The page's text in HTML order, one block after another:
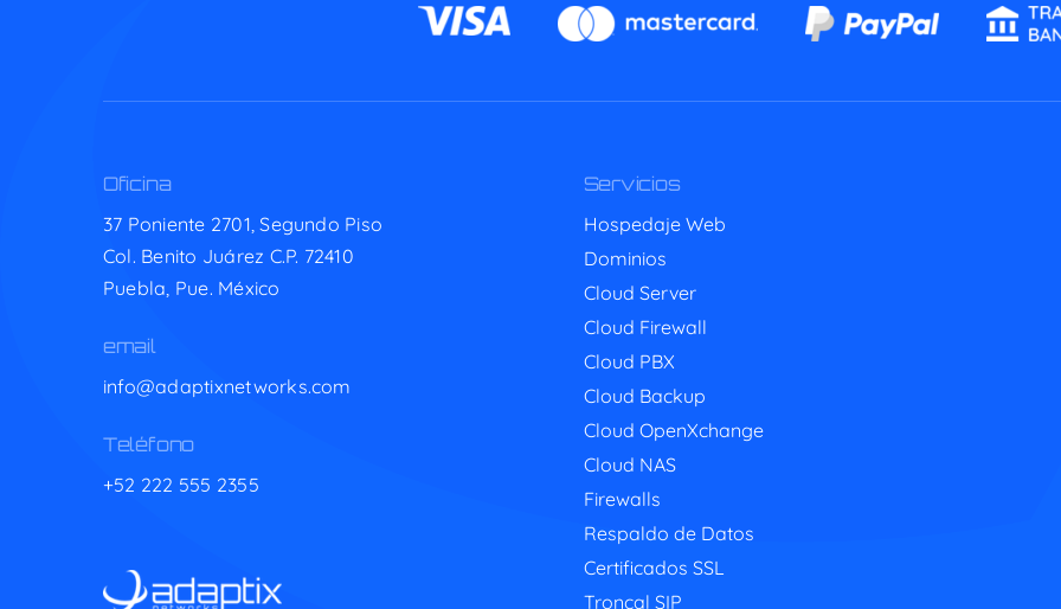
Oficina
37 Poniente 2701, Segundo Piso
Col. Benito Juárez C.P. 72410
Puebla, Pue. México
email
info@adaptixnetworks.com
Teléfono
+52 222 555 2355
Servicios
Hospedaje Web
Dominios
Cloud Server
Cloud Firewall
Cloud PBX
Cloud Backup
Cloud OpenXchange
Cloud NAS
Firewalls
Respaldo de Datos
Certificados SSL
Troncal SIP